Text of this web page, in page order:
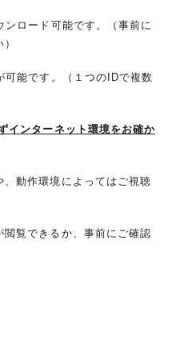
ンロード可能です。（事前に
可能です。（１つのIDで複数
インターネット環境をお確か
環境によってはご視聴
きるか、事前にご確認